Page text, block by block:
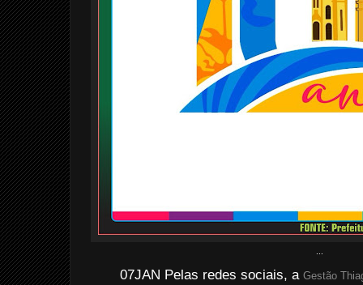
07JAN Pelas redes sociais, a Gestão